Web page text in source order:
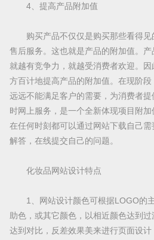
4、提高产品附加值
购买产品不仅仅是购买那些看得见
售后服务。这也就是产品的附加值。
就越有竞争力，就越受消费者欢迎。
方百计地提高产品的附加值。在现阶
远远不能满足客户的需要，为消费者
时网上服务，是一个全新体现项目附
在任何时刻都可以通过网站下载自己
解答，在线提交自己的问题。
化妆品网站设计特点
1、网站设计颜色可根据LOGO的
助色，或其它颜色，以相近颜色达到
达到对比，反差效果美来进行页面设